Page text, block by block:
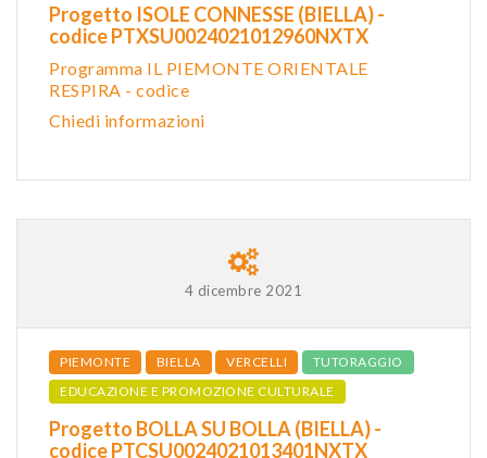
Progetto ISOLE CONNESSE (BIELLA) -
codice PTXSU0024021012960NXTX
Programma IL PIEMONTE ORIENTALE
RESPIRA - codice
Chiedi informazioni
4 dicembre 2021
PIEMONTE BIELLA VERCELLI
TUTORAGGIO
EDUCAZIONE E PROMOZIONE CULTURALE
Progetto BOLLA SU BOLLA (BIELLA) -
codice PTCSU0024021013401NXTX